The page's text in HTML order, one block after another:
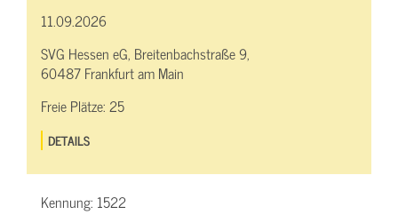
11.09.2026
SVG Hessen eG, Breitenbachstraße 9,
60487 Frankfurt am Main
Freie Plätze:25
DETAILS
Kennung: 1522